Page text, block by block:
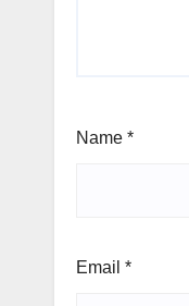
Name *
Email *